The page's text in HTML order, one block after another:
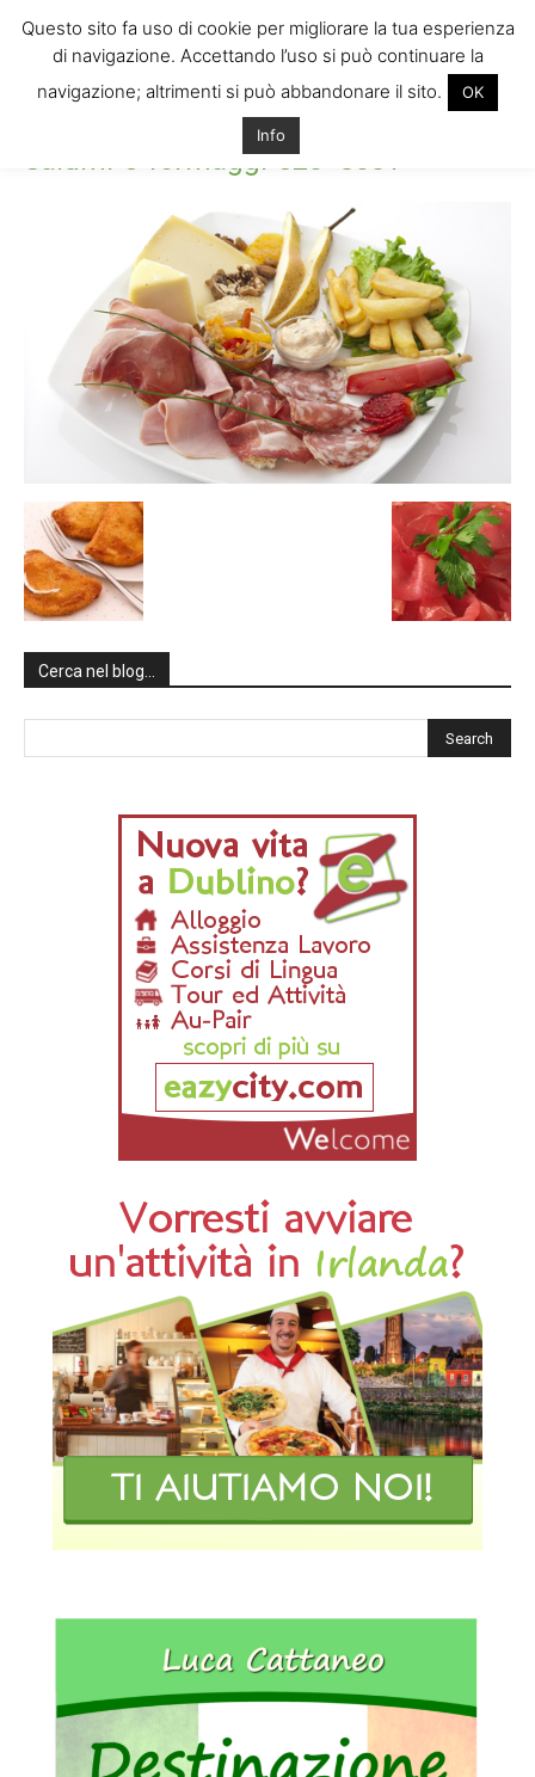
Salumi-e-formaggi-520×3001
Salumi-e-formaggi-520×3001
Cerca nel blog…
Questo sito fa uso di cookie per migliorare la tua esperienza
di navigazione. Accettando l’uso si può continuare la
navigazione; altrimenti si può abbandonare il sito.
OK
Info